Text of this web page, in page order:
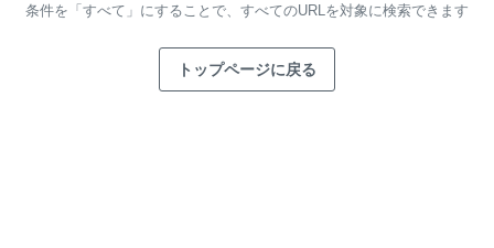
条件を「すべて」にすることで、 すべてのURLを対象に検索できます
トップページに戻る